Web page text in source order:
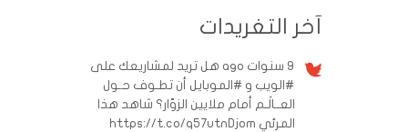
آخر التغريدات
9 سنوات ago
هل تريد لمشاريعك على
#الويب و #الموبايل أن تطـوف حـول
العــالَـم أمام ملايين الزوّار؟ شاهد هذا
المرئي https://t.co/q57utnDjom